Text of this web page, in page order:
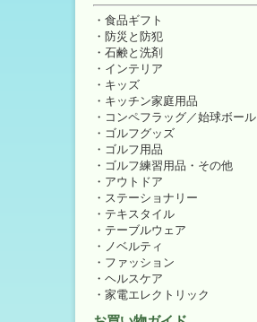
食品ギフト
防災と防犯
石鹸と洗剤
インテリア
キッズ
キッチン家庭用品
コンペフラッグ／始球ボール
ゴルフグッズ
ゴルフ用品
ゴルフ練習用品・その他
アウトドア
ステーショナリー
テキスタイル
テーブルウェア
ノベルティ
ファッション
ヘルスケア
家電エレクトリック